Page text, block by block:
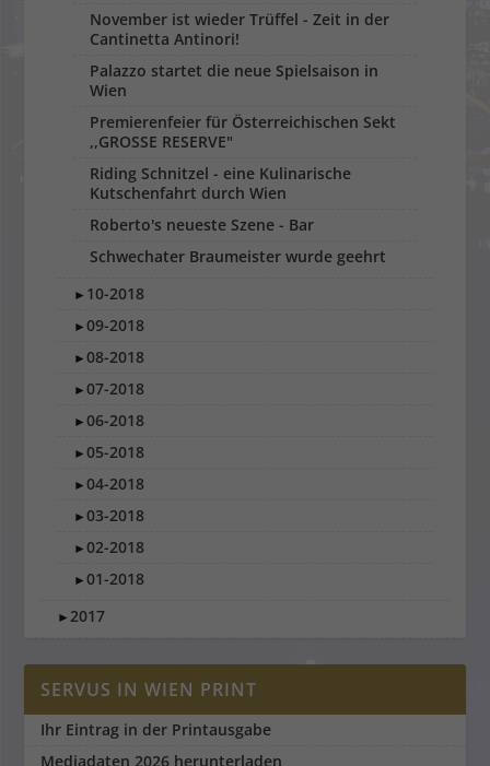
November ist wieder Trüffel - Zeit in der
Cantinetta Antinori!
Palazzo startet die neue Spielsaison in
Wien
Premierenfeier für Österreichischen Sekt
,,GROSSE RESERVE"
Riding Schnitzel - eine Kulinarische
Kutschenfahrt durch Wien
Roberto's neueste Szene - Bar
Schwechater Braumeister wurde geehrt
► 10-2018
►09-2018
►08-2018
►07-2018
►06-2018
►05-2018
►04-2018
►03-2018
►02-2018
►01-2018
►2017
SERVUS IN WIEN PRINT
Ihr Eintrag in der Printausgabe
Mediadaten 2026 herunterladen